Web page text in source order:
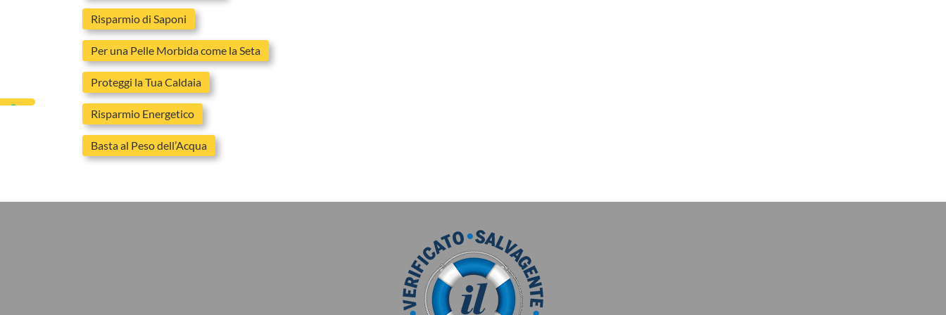
Risparmio di Saponi
Per una Pelle Morbida come la Seta
Proteggi la Tua Caldaia
Risparmio Energetico
Basta al Peso dell’Acqua